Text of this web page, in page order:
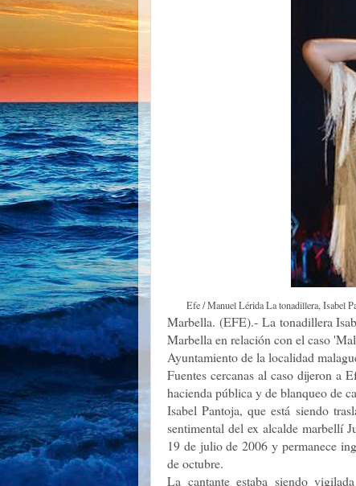
Efe / Manuel Lérida La tonadillera, Isabel
Marbella. (EFE).- La tonadillera
Marbella en relación con el caso
Ayuntamiento de la localidad
Fuentes cercanas al caso dijeron a
hacienda pública y de blanqueo de
Isabel Pantoja, que está siendo
sentimental del ex alcalde marbellí
19 de julio de 2006 y permanece
de octubre.
La cantante estaba siendo